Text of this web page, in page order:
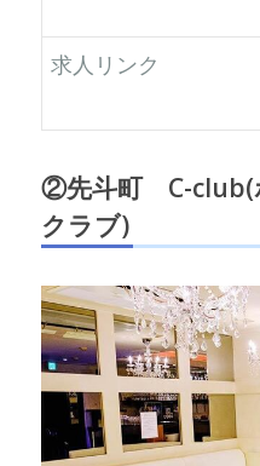
求人リンク
②先斗町 C-
クラブ)